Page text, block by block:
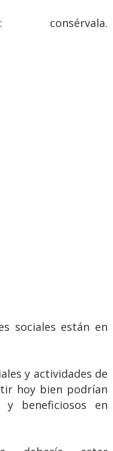
sociales están en
y actividades de
hoy bien podrían
beneficiosos en